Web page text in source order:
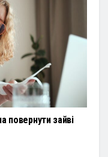
повернути зайві